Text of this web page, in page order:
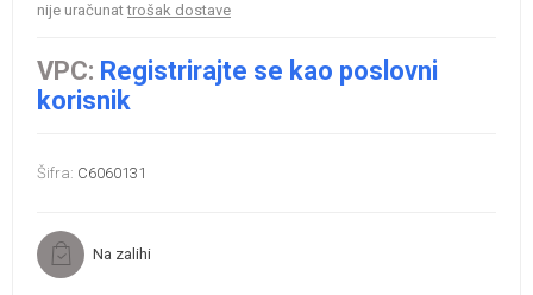
nije uračunattrošak dostave
VPC: Registrirajte se kao poslovni
korisnik
Šifra: C6060131
Na zalihi